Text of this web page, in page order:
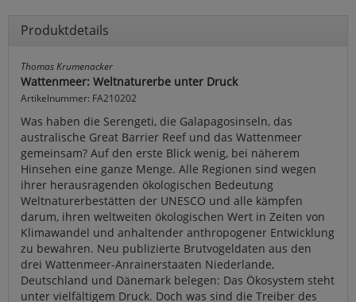
Produktdetails
Thomas Krumenacker
Wattenmeer: Weltnaturerbe unter Druck
Artikelnummer: FA210202
Was haben die Serengeti, die Galapagosinseln, das
australische Great Barrier Reef und das Wattenmeer
gemeinsam? Auf den erste Blick wenig, bei näherem
Hinsehen eine ganze Menge. Alle Regionen sind wegen
ihrer herausragenden ökologischen Bedeutung
Weltnaturerbestätten der UNESCO und alle kämpfen
darum, ihren weltweiten ökologischen Wert in Zeiten von
Klimawandel und anhaltender anthropogener Entwicklung
zu bewahren. Neu publizierte Brutvogeldaten aus den
drei Wattenmeer-Anrainerstaaten Niederlande,
Deutschland und Dänemark belegen: Das Ökosystem steht
unter vielfältigem Druck. Doch was sind die Treiber des